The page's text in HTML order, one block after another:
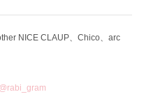
NICE CLAUP、Chico、arc
@rabi_gram